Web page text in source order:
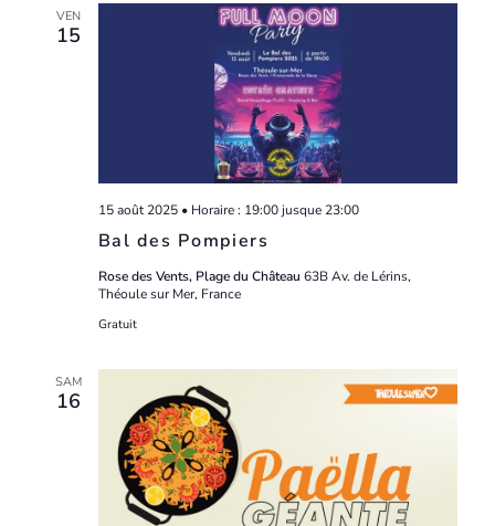
VEN
15
Bal des Pompiers
15 août 2025 • Horaire : 19:00jusque 23:00
Rose des Vents, Plage du Château 63B Av. de Lérins,
Théoule sur Mer, France
Gratuit
SAM
16